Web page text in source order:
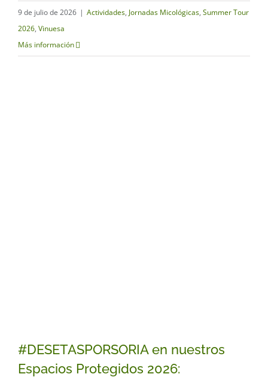
9 de julio de 2026 | Actividades, Jornadas Micológicas, Summer Tour
2026, Vinuesa
Más información
#DESETASPORSORIA en nuestros
Espacios Protegidos 2026: